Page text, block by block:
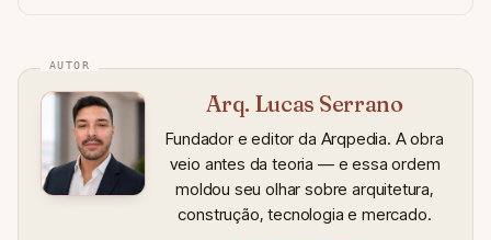
Arq. Lucas Serrano
Fundador e editor da Arqpedia. A obra
veio antes da teoria — e essa ordem
moldou seu olhar sobre arquitetura,
construção, tecnologia e mercado.